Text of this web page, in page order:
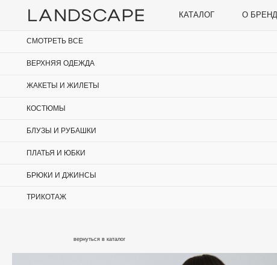
О БРЕНДЕ
КАТАЛОГ
ТРИКОТАЖ
БРЮКИ И ДЖИНСЫ
СМОТРЕТЬ ВСЕ